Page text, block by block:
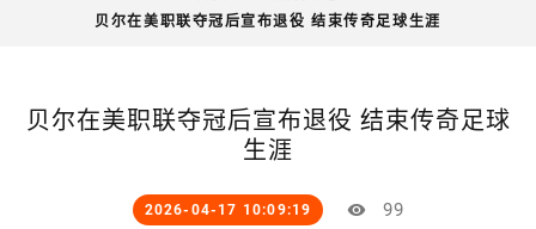
贝尔在美职联夺冠后宣布退役 结束传奇足球生涯
贝尔在美职联夺冠后宣布退役 结束传奇足球
生涯
2026-04-17 10:09:19 99